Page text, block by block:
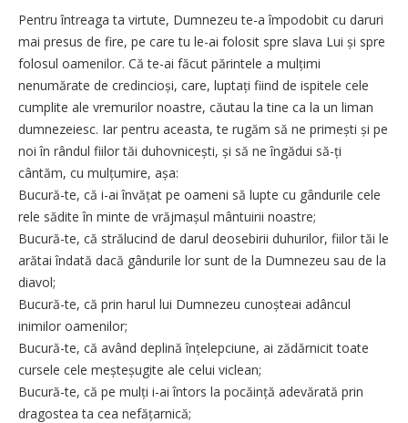
Pentru întreaga ta virtute, Dumnezeu te-a împodobit cu daruri
mai presus de fire, pe care tu le-ai folosit spre slava Lui și spre
folosul oamenilor. Că te-ai făcut părintele a mulțimi
nenumărate de credincioși, care, luptați fiind de ispitele cele
cumplite ale vremurilor noastre, căutau la tine ca la un liman
dumnezeiesc. Iar pentru aceasta, te rugăm să ne primești și pe
noi în rândul fiilor tăi duhovnicești, și să ne îngădui să-ți
cântăm, cu mulțumire, așa:
Bucură-te, că i-ai învățat pe oameni să lupte cu gândurile cele
rele sădite în minte de vrăjmașul mântuirii noastre;
Bucură-te, că strălucind de darul deosebirii duhurilor, fiilor tăi le
arătai îndată dacă gândurile lor sunt de la Dumnezeu sau de la
diavol;
Bucură-te, că prin harul lui Dumnezeu cunoșteai adâncul
inimilor oamenilor;
Bucură-te, că având deplină înțelepciune, ai zădărnicit toate
cursele cele meșteșugite ale celui viclean;
Bucură-te, că pe mulți i-ai întors la pocăință adevărată prin
dragostea ta cea nefățarnică;